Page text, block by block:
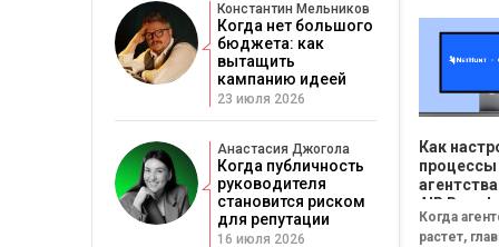
Как
AIR Brands
NetHunt
Когда
растет,
Константин Мельников
Когда нет большого
бюджета: как
вытащить
кампанию идеей
23 июля 2026
Анастасия Джогола
Когда публичность
руководителя
становится риском
для репутации
16 июля 2026